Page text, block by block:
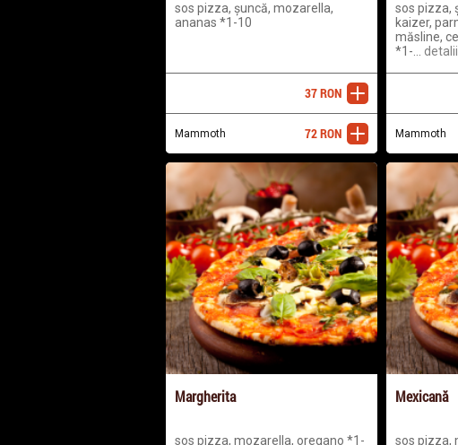
sos pizza, șuncă, mozarella,
ananas *1-10
adaugă
37RON
Mammoth adaugă
72RON
sos pizza,
kaizer,
măsline,
*1-... detalii
Mammoth
Margherita
sos pizza, mozarella, oregano *1-
Mexicană
sos pizza,